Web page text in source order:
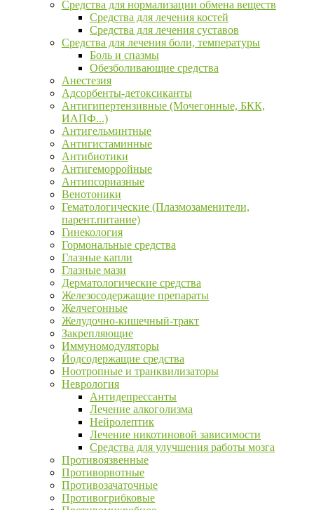
Средства для нормализации обмена веществ
Средства для лечения костей
Средства для лечения суставов
Средства для лечения боли, температуры
Боль и спазмы
Обезболивающие средства
Анестезия
Адсорбенты-детоксиканты
Антигипертензивные (Мочегонные, БКК,
ИАПФ...)
Антигельминтные
Антигистаминные
Антибиотики
Антигеморройные
Антипсориазные
Венотоники
Гематологические (Плазмозаменители,
парент.питание)
Гинекология
Гормональные средства
Глазные капли
Глазные мази
Дерматологические средства
Железосодержащие препараты
Желчегонные
Желудочно-кишечный-тракт
Закрепляющие
Иммуномодуляторы
Йодсодержащие средства
Ноотропные и транквилизаторы
Неврология
Антидепрессанты
Лечение алкоголизма
Нейролептик
Лечение никотиновой зависимости
Средства для улучшения работы мозга
Противоязвенные
Противорвотные
Противозачаточные
Противогрибковые